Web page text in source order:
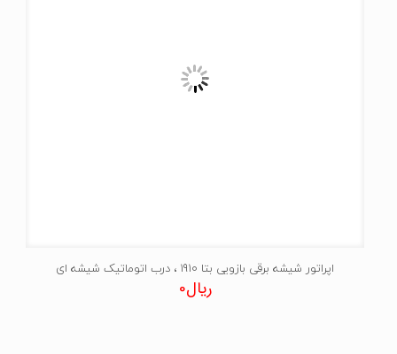
اپراتور شیشه برقی بازویی بتا 1910 ، درب اتوماتیک شیشه ای
ریال0